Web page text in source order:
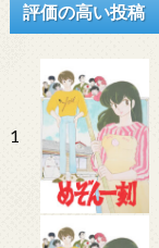
評価の高い投稿
1